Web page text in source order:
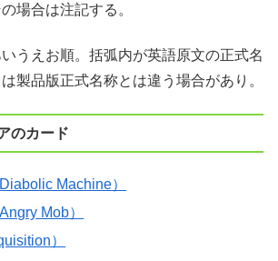
場合は注記する。
うえお順。括弧内が英語原文の正式名
製品版正式名称とは違う場合があり。
のカード
Machine）
Mob）
）